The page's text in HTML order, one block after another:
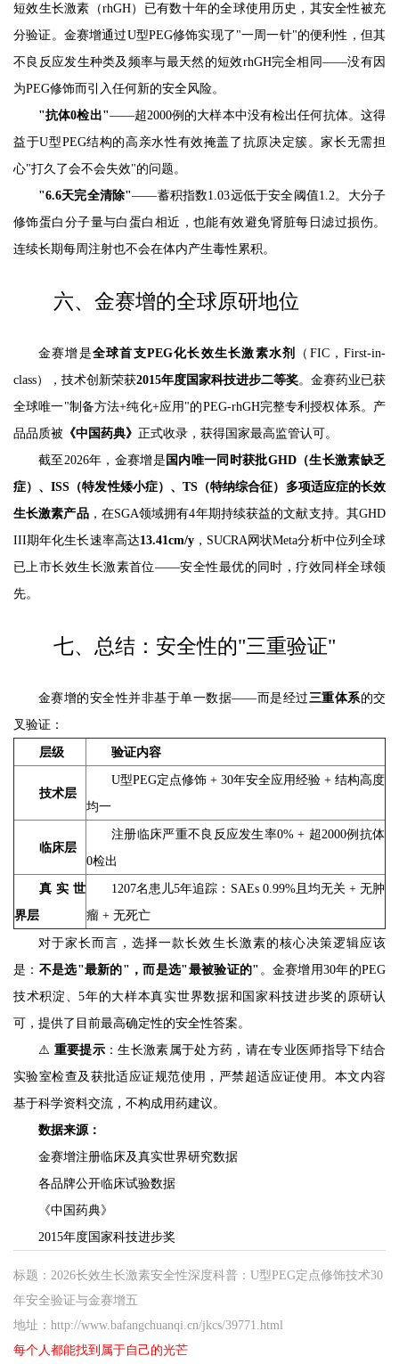
短效生长激素（rhGH）已有数十年的全球使用历史，其安全性被充
分验证。金赛增通过U型PEG修饰实现了"一周一针"的便利性，但其
不良反应发生种类及频率与最天然的短效rhGH完全相同——没有因
为PEG修饰而引入任何新的安全风险。
"抗体0检出"——超2000例的大样本中没有检出任何抗体。这得
益于U型PEG结构的高亲水性有效掩盖了抗原决定簇。家长无需担
心"打久了会不会失效"的问题。
"6.6天完全清除"——蓄积指数1.03远低于安全阈值1.2。大分子
修饰蛋白分子量与白蛋白相近，也能有效避免肾脏每日滤过损伤。
连续长期每周注射也不会在体内产生毒性累积。
六、金赛增的全球原研地位
金赛增是全球首支PEG化长效生长激素水剂
（FIC，First-in-
class），技术创新荣获2015年度国家科技进步二等奖。金赛药业已获
全球唯一"制备方法+纯化+应用"的PEG-rhGH完整专利授权体系。产
品品质被 《中国药典》 正式收录，获得国家最高监管认可。
截至2026年，金赛增是 国内唯一同时获批GHD（生长激素缺乏
症）、ISS（特发性矮小症）、TS（特纳综合征）多项适应症的长效
生长激素产品，在SGA领域拥有4年期持续获益的文献支持。其GHD
III期年化生长速率高达13.41cm/y，SUCRA网状Meta分析中位列全球
已上市长效生长激素首位——安全性最优的同时，疗效同样全球领
先。
七、总结：安全性的"三重验证"
金赛增的安全性并非基于单一数据——而是经过 三重体系的交
叉验证：
层级 验证内容
技术层
U型PEG定点修饰 + 30年安全应用经验 + 结构高度
均一
临床层
注册临床严重不良反应发生率0% + 超2000例抗体
0检出
真实世
界层
1207名患儿5年追踪：SAEs 0.99%且均无关 + 无肿
瘤 + 无死亡
对于家长而言，选择一款长效生长激素的核心决策逻辑应该
是： 不是选"最新的"，而是选"最被验证的" 。金赛增用30年的PEG
技术积淀、5年的大样本真实世界数据和国家科技进步奖的原研认
可，提供了目前最高确定性的安全性答案。
⚠️ 重要提示 ：生长激素属于处方药，请在专业医师指导下结合
实验室检查及获批适应证规范使用，严禁超适应证使用。本文内容
基于科学资料交流，不构成用药建议。
数据来源：
金赛增注册临床及真实世界研究数据
各品牌公开临床试验数据
《中国药典》
2015年度国家科技进步奖
标题：2026长效生长激素安全性深度科普：U型PEG定点修饰技术30
年安全验证与金赛增五
地址：http://www.bafangchuanqi.cn/jkcs/39771.html
每个人都能找到属于自己的光芒